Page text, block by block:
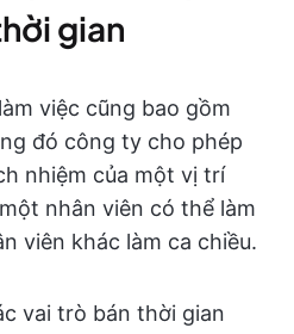
gian
việc cũng bao gồm
đó công ty cho phép
nhiệm của một vị trí
nhân viên có thể làm
viên khác làm ca chiều.
vai trò bán thời gian